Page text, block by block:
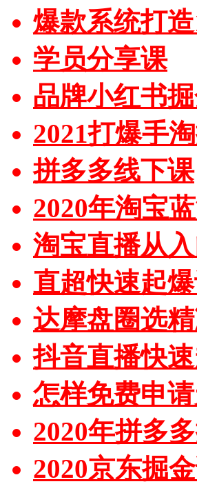
爆款系统打
学员分享课
品牌小红书
2021打爆手
拼多多线下课
2020年淘宝
淘宝直播从
直超快速起
达摩盘圈选
抖音直播快
怎样免费申
2020年拼多
2020京东掘